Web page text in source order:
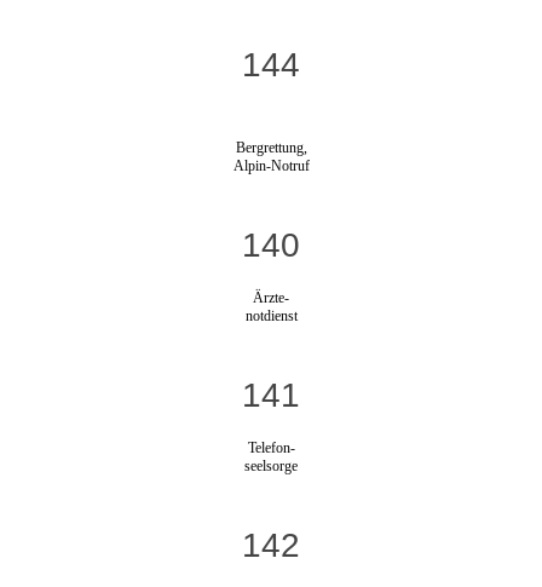
144
Bergrettung,
Alpin-Notruf
140
Ärzte-
notdienst
141
Telefon-
seelsorge
142